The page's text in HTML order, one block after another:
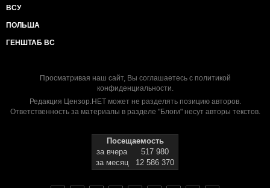
ВСУ
ПОЛЬША
ГЕНШТАБ ВС
Просматривая наш сайт, Вы соглашаетесь с политикой
конфиденциальности.
Редакция Цензор.НЕТ может не разделять позицию авторов.
Ответственность за материалы в разделе "Блоги" несут авторы текстов.
Посещаемость
за вчера
517 980
за месяц
12 586 370